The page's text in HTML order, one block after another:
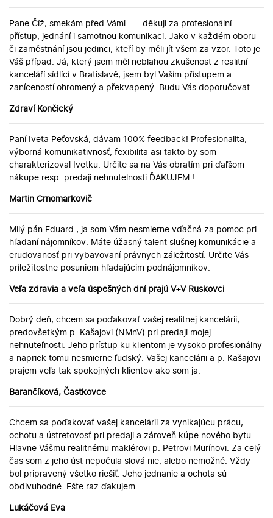
Pane Číž, smekám před Vámi.......děkuji za profesionální
přístup, jednání i samotnou komunikaci. Jako v každém oboru
či zaměstnání jsou jedinci, kteří by měli jít všem za vzor. Toto je
Váš případ. Já, který jsem měl neblahou zkušenost z realitní
kanceláří sídlící v Bratislavě, jsem byl Vaším přístupem a
zaníceností ohromený a překvapený. Budu Vás doporučovat
Zdraví Končický
Paní Iveta Peťovská, dávam 100% feedback! Profesionalita,
výborná komunikativnosť, fexibilita asi takto by som
charakterizoval Ivetku. Určite sa na Vás obratím pri ďaľšom
nákupe resp. predaji nehnutelnosti ĎAKUJEM !
Martin Crnomarkovič
Milý pán Eduard , ja som Vám nesmierne vďačná za pomoc pri
hľadaní nájomníkov. Máte úžasný talent slušnej komunikácie a
erudovanosť pri vybavovaní právnych záležitostí. Určite Vás
príležitostne posuniem hľadajúcim podnájomníkov.
Veľa zdravia a veľa úspešných dní prajú V+V Ruskovci
Dobrý deň, chcem sa poďakovať vašej realitnej kancelárii,
predovšetkým p. Kašajovi (NMnV) pri predaji mojej
nehnuteľnosti. Jeho prístup ku klientom je vysoko profesionálny
a napriek tomu nesmierne ľudský. Vašej kancelárii a p. Kašajovi
prajem veľa tak spokojných klientov ako som ja.
Barančíková, Častkovce
Chcem sa poďakovať vašej kancelárii za vynikajúcu prácu,
ochotu a ústretovosť pri predaji a zároveň kúpe nového bytu.
Hlavne Vášmu realitnému maklérovi p. Petrovi Murínovi. Za celý
čas som z jeho úst nepočula slová nie, alebo nemožné. Vždy
bol pripravený všetko riešiť. Jeho jednanie a ochota sú
obdivuhodné. Ešte raz ďakujem.
Lukáčová Eva